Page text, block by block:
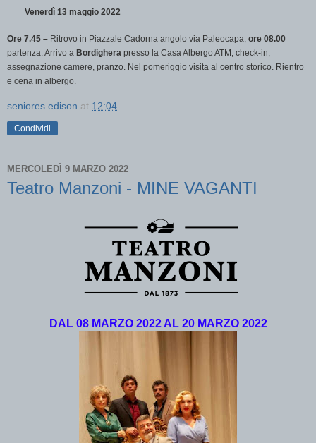
Venerdì 13 maggio 2022
Ore 7.45 – Ritrovo in Piazzale Cadorna angolo via Paleocapa; ore 08.00
partenza. Arrivo a Bordighera presso la Casa Albergo ATM, check-in,
assegnazione camere, pranzo. Nel pomeriggio visita al centro storico. Rientro
e cena in albergo.
seniores edison at 12:04
Condividi
MERCOLEDÌ 9 MARZO 2022
Teatro Manzoni - MINE VAGANTI
DAL08 MARZO 2022 AL 20 MARZO 2022